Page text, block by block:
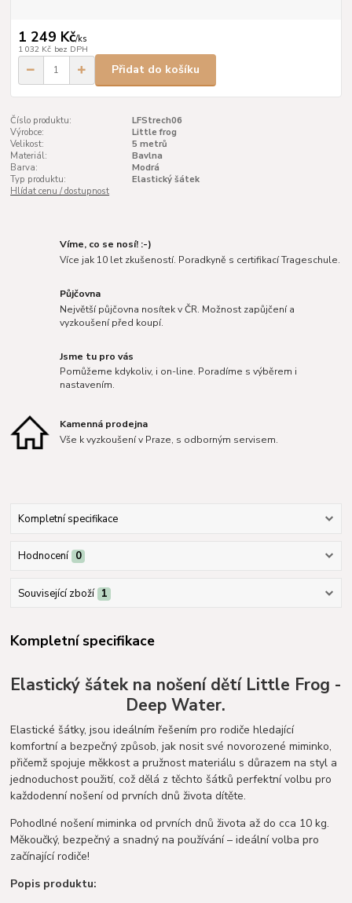
1 249 Kč/ks
1 032 Kč bez DPH
Přidat do košíku
Číslo produktu:
LFStrech06
Výrobce:
Little frog
Velikost:
5 metrů
Materiál:
Bavlna
Barva:
Modrá
Typ produktu:
Elastický šátek
Hlídat cenu / dostupnost
Víme, co se nosí! :-)
Více jak 10 let zkušeností. Poradkyně s certifikací Trageschule.
Půjčovna
Největší půjčovna nosítek v ČR. Možnost zapůjčení a
vyzkoušení před koupí.
Jsme tu pro vás
Pomůžeme kdykoliv, i on-line. Poradíme s výběrem i
nastavením.
Kamenná prodejna
Vše k vyzkoušení v Praze, s odborným servisem.
Kompletní specifikace
Hodnocení 0
Související zboží 1
Kompletní specifikace
Elastický šátek na nošení dětí Little Frog -
Deep Water.
Elastické šátky, jsou ideálním řešením pro rodiče hledající
komfortní a bezpečný způsob, jak nosit své novorozené miminko,
přičemž spojuje měkkost a pružnost materiálu s důrazem na styl a
jednoduchost použití, což dělá z těchto šátků perfektní volbu pro
každodenní nošení od prvních dnů života dítěte.
Pohodlné nošení miminka od prvních dnů života až do cca 10 kg.
Měkoučký, bezpečný a snadný na používání – ideální volba pro
začínající rodiče!
Popis produktu: